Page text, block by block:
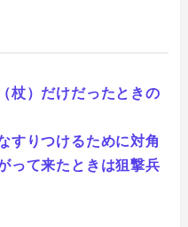
杖）だけだったときの
すりつけるために対角
って来たときは狙撃兵